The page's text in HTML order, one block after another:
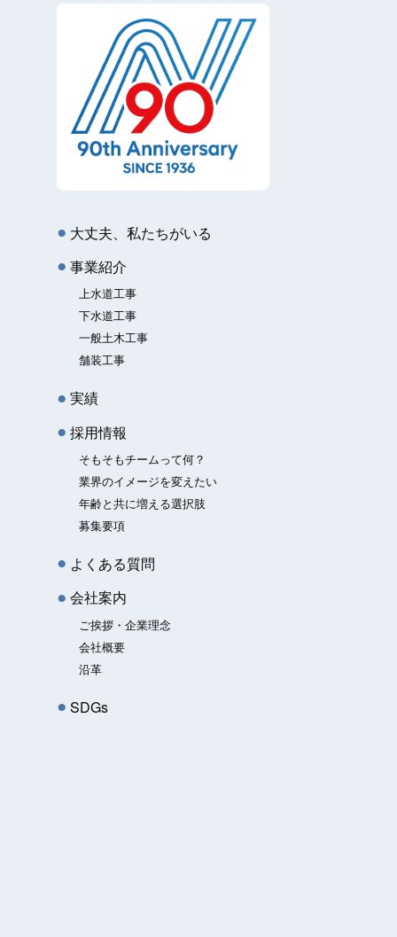
大丈夫、私たちがいる
事業紹介
上水道工事
下水道工事
一般土木工事
舗装工事
実績
採用情報
そもそもチームって何？
業界のイメージを変えたい
年齢と共に増える選択肢
募集要項
よくある質問
会社案内
ご挨拶・企業理念
会社概要
沿革
SDGs